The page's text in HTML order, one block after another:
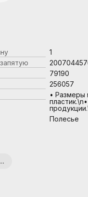
1
79190
256057
• Размеры
Полесье
без механизмов (пластик)